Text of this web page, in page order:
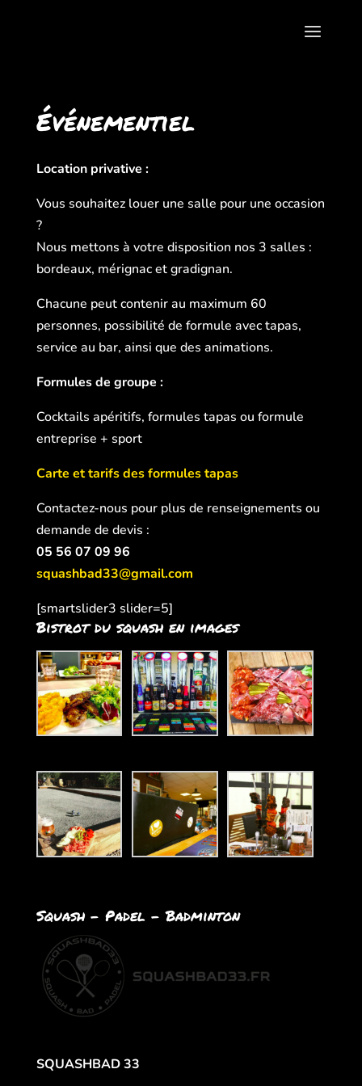
Événementiel
Location privative :
Vous souhaitez louer une salle pour une occasion
?
Nous mettons à votre disposition nos 3 salles :
bordeaux, mérignac et gradignan.
Chacune peut contenir au maximum 60
personnes, possibilité de formule avec tapas,
service au bar, ainsi que des animations.
Formules de groupe :
Cocktails apéritifs, formules tapas ou formule
entreprise + sport
Carte et tarifs des formules tapas
Contactez-nous pour plus de renseignements ou
demande de devis :
05 56 07 09 96
squashbad33@gmail.com
[smartslider3 slider=5]
Bistrot du squash en images
Squash – Padel – Badminton
SQUASHBAD 33